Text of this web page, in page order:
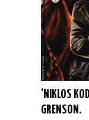
‘NIKLOS
GRENSON.